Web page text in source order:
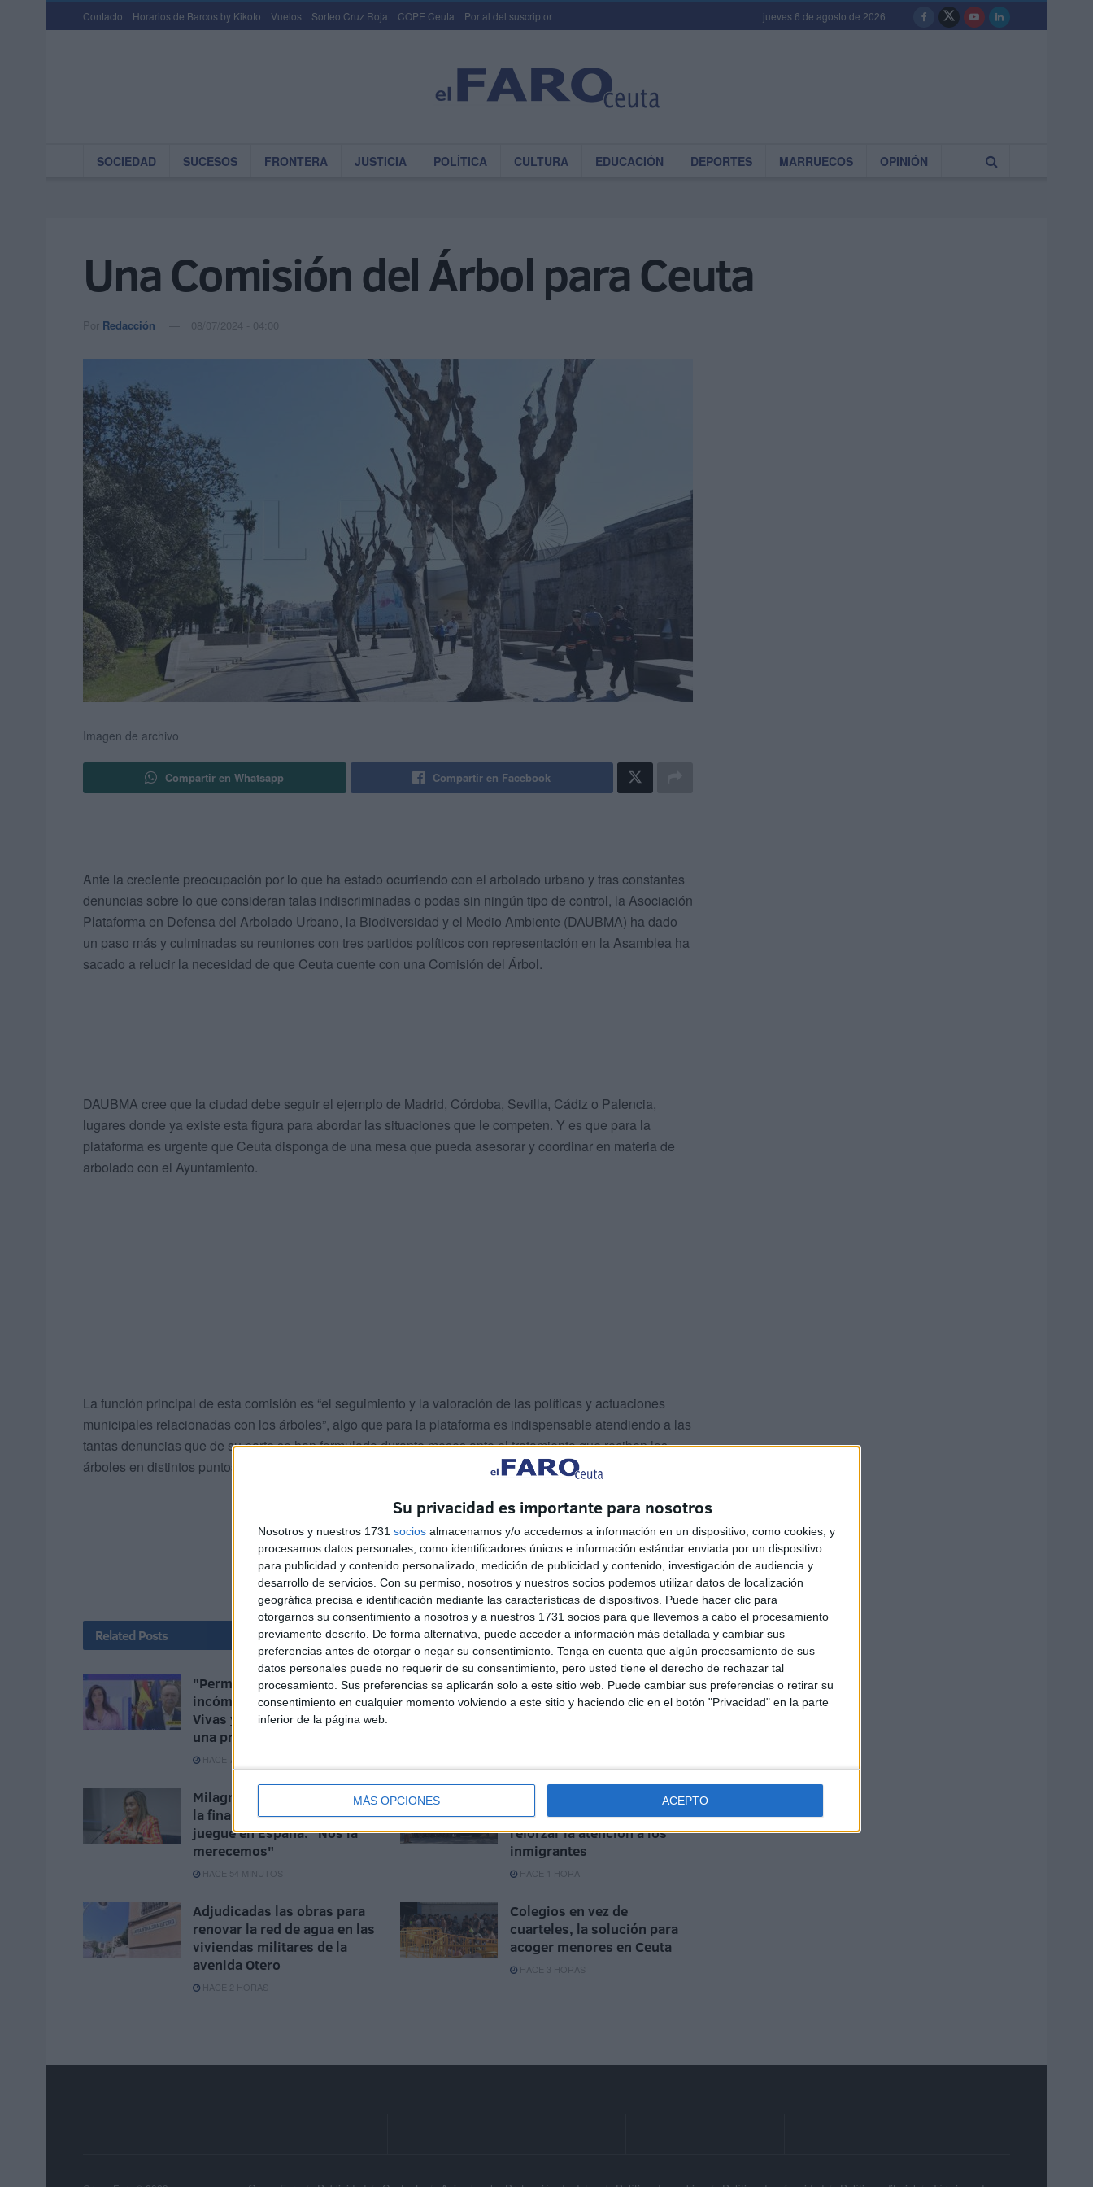
Su privacidad es importante para nosotros
Nosotros y nuestros 1731 socios almacenamos y/o accedemos a información en un dispositivo, como cookies, y
procesamos datos personales, como identificadores únicos e información estándar enviada por un dispositivo
para publicidad y contenido personalizado, medición de publicidad y contenido, investigación de audiencia y
desarrollo de servicios. Con su permiso, nosotros y nuestros socios podemos utilizar datos de localización
geográfica precisa e identificación mediante las características de dispositivos. Puede hacer clic para
otorgarnos su consentimiento a nosotros y a nuestros 1731 socios para que llevemos a cabo el procesamiento
previamente descrito. De forma alternativa, puede acceder a información más detallada y cambiar sus
preferencias antes de otorgar o negar su consentimiento. Tenga en cuenta que algún procesamiento de sus
datos personales puede no requerir de su consentimiento, pero usted tiene el derecho de rechazar tal
procesamiento. Sus preferencias se aplicarán solo a este sitio web. Puede cambiar sus preferencias o retirar su
consentimiento en cualquier momento volviendo a este sitio y haciendo clic en el botón "Privacidad" en la parte
inferior de la página web.
MÁS OPCIONES ACEPTO
Contacto Horarios de Barcos by Kikoto Vuelos Sorteo Cruz Roja COPE Ceuta Portal del suscriptor jueves 6 de agosto de 2026
SOCIEDAD SUCESOS FRONTERA JUSTICIA POLÍTICA CULTURA EDUCACIÓN DEPORTES MARRUECOS OPINIÓN
Una Comisión del Árbol para Ceuta
Por Redacción 08/07/2024 - 04:00
Imagen de archivo
Compartir en Whatsapp Compartir en Facebook
Ante la creciente preocupación por lo que ha estado ocurriendo con el arbolado urbano y tras constantes
denuncias sobre lo que consideran talas indiscriminadas o podas sin ningún tipo de control, la Asociación
Plataforma en Defensa del Arbolado Urbano, la Biodiversidad y el Medio Ambiente (DAUBMA) ha dado
un paso más y culminadas su reuniones con tres partidos políticos con representación en la Asamblea ha
sacado a relucir la necesidad de que Ceuta cuente con una Comisión del Árbol.
DAUBMA cree que la ciudad debe seguir el ejemplo de Madrid, Córdoba, Sevilla, Cádiz o Palencia,
lugares donde ya existe esta figura para abordar las situaciones que le competen. Y es que para la
plataforma es urgente que Ceuta disponga de una mesa que pueda asesorar y coordinar en materia de
arbolado con el Ayuntamiento.
La función principal de esta comisión es “el seguimiento y la valoración de las políticas y actuaciones
municipales relacionadas con los árboles”, algo que para la plataforma es indispensable atendiendo a las
tantas denuncias que de su parte se han formulado durante meses ante el tratamiento que reciben los
árboles en distintos puntos de la ciudad.
Related Posts
"Permítame explicar": el
incómodo momento de
Vivas y las interrupciones de
una presentadora de TVE
HACE 7 MINUTOS
TAMPM lleva a la Delegación
del Gobierno su petición de
Milagros Tolón defiende que
la final del Mundial 2030 se
juegue en España: "Nos la
merecemos"
HACE 54 MINUTOS
millones de euros para
reforzar la atención a los
inmigrantes
HACE 1 HORA
Adjudicadas las obras para
renovar la red de agua en las
viviendas militares de la
avenida Otero
HACE 2 HORAS
Colegios en vez de
cuarteles, la solución para
acoger menores en Ceuta
HACE 3 HORAS